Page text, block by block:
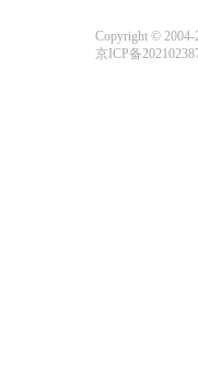
Copyright © 2004-
京ICP备